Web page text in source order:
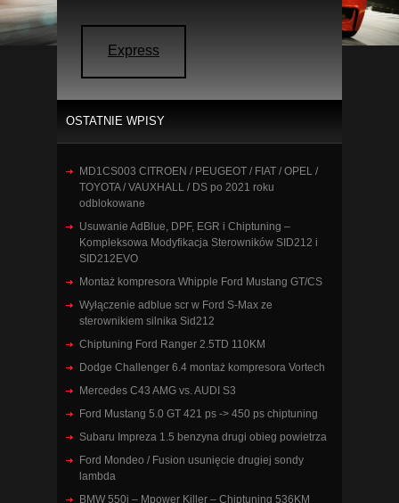
Express
OSTATNIE WPISY
MD1CS003 CITROEN / PEUGEOT / FIAT / OPEL /
TOYOTA / VAUXHALL / DS po 2021 roku
odblokowane
Usuwanie AdBlue, DPF, EGR i Chiptuning –
Kompleksowa Modyfikacja Sterowników SID212 i
SID212EVO
Montaż kompresora Whipple Ford Mustang GT/CS
Wyłączenie adblue scr w Ford S-Max ze
sterownikiem silnika Sid212
Chiptuning Ford Ranger 2.5TD 110KM
Dodge Challenger 6.4 montaż kompresora Vortech
Mercedes C43 AMG vs. AUDI S3
Ford Mustang 5.0 GT 421 ps -> 450 ps chiptuning
Subaru Impreza 1.5 benzyna drugi obieg powietrza
Ford Mondeo / Fusion usunięcie drugiej sondy
lambda
BMW 550i – Mpower Killer – Chiptuning 536KM